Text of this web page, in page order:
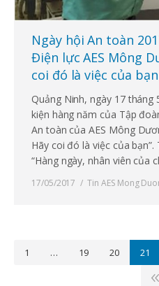
Ngày hội An toàn
Điện lực AES Mông
coi đó là việc của bạn
Quảng Ninh, ngày 17
kiện hàng năm của Tập
An toàn của AES Mông
Hãy coi đó là việc của
“Hàng ngày, nhân viên của
17/05/2017 Tin AES Mong
1 … 19 20 21